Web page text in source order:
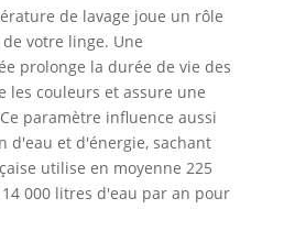
de lavage joue un rôle
votre linge. Une
prolonge la durée de vie des
les couleurs et assure une
paramètre influence aussi
d'eau et d'énergie, sachant
utilise en moyenne 225
000 litres d'eau par an pour